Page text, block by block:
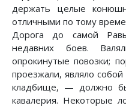
держать целые
отличными по тому
Дорога до самой
недавних боев.
опрокинутые повозки;
проезжали, являло
кладбище, — должно
кавалерия. Некоторые